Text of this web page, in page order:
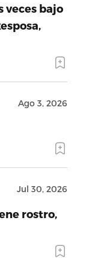
veces bajo
Ago 3, 2026
Jul 30, 2026
rostro,